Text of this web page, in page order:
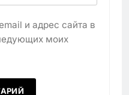
и адрес сайта в
моих